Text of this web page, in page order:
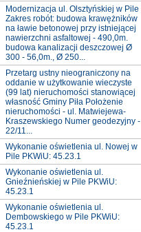
Modernizacja ul. Olsztyńskiej w Pile
Zakres robót: budowa krawężników
na ławie betonowej przy istniejącej
nawierzchni asfaltowej - 490,0m.
budowa kanalizacji deszczowej Ø
300 - 56,0m., Ø 250...
Przetarg ustny nieograniczony na
oddanie w użytkowanie wieczyste
(99 lat) nieruchomości stanowiącej
własność Gminy Piła Położenie
nieruchomości - ul. Matwiejewa-
Kraszewskiego Numer geodezyjny -
22/11...
Wykonanie oświetlenia ul. Nowej w
Pile PKWiU: 45.23.1
Wykonanie oświetlenia ul.
Gnieźnieńskiej w Pile PKWiU:
45.23.1
Wykonanie oświetlenia ul.
Dembowskiego w Pile PKWiU:
45.23.1